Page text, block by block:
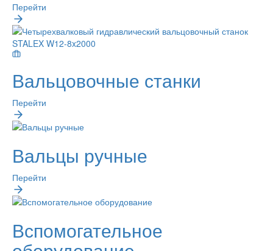
Перейти
Вальцовочные станки
Перейти
Вальцы ручные
Перейти
Вспомогательное